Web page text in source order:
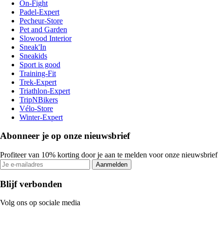
On-Fight
Padel-Expert
Pecheur-Store
Pet and Garden
Slowood Interior
Sneak'In
Sneakids
Sport is good
Training-Fit
Trek-Expert
Triathlon-Expert
TripNBikers
Vélo-Store
Winter-Expert
Abonneer je op onze nieuwsbrief
Profiteer van 10% korting door je aan te melden voor onze nieuwsbrief
Aanmelden
Blijf verbonden
Volg ons op sociale media